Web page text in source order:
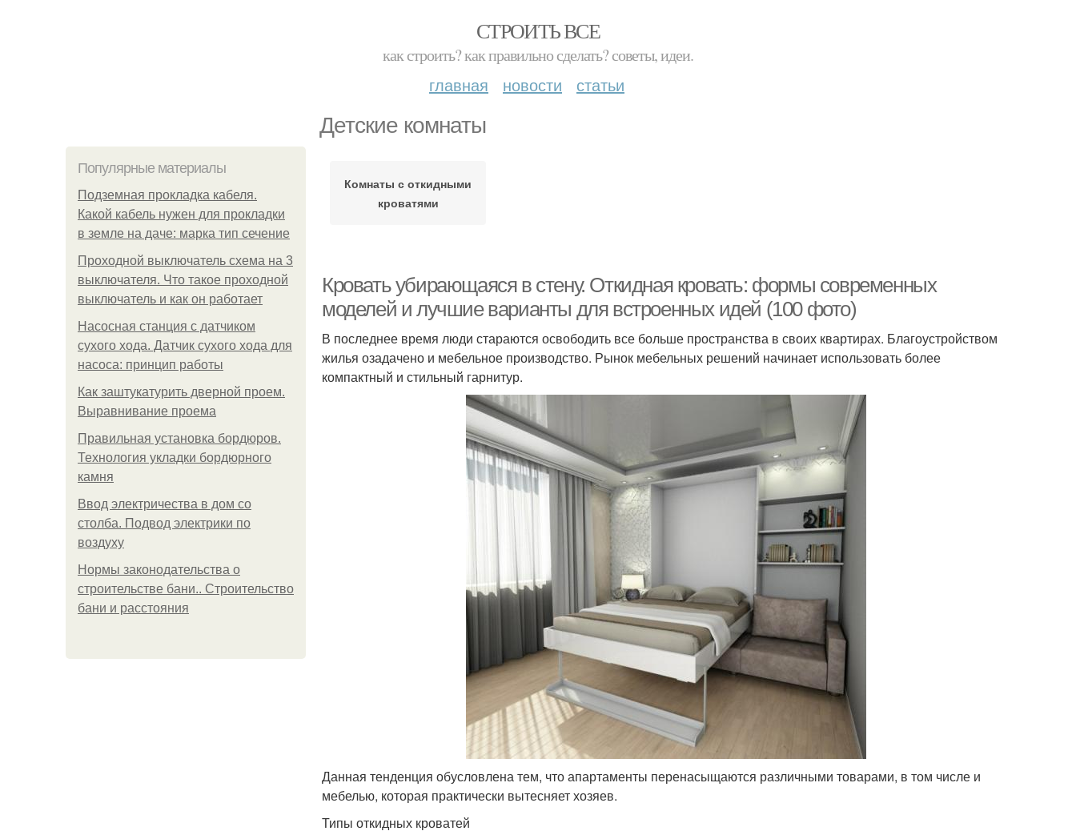
СТРОИТЬ ВСЕ
как строить? как правильно сделать? советы, идеи.
главная новости статьи
Детские комнаты
Популярные материалы
Подземная прокладка кабеля.
Какой кабель нужен для прокладки
в земле на даче: марка тип сечение
Проходной выключатель схема на 3
выключателя. Что такое проходной
выключатель и как он работает
Насосная станция с датчиком
сухого хода. Датчик сухого хода для
насоса: принцип работы
Как заштукатурить дверной проем.
Выравнивание проема
Правильная установка бордюров.
Технология укладки бордюрного
камня
Ввод электричества в дом со
столба. Подвод электрики по
воздуху
Нормы законодательства о
строительстве бани.. Строительство
бани и расстояния
Комнаты с откидными
кроватями
Кровать убирающаяся в стену. Откидная кровать: формы современных
моделей и лучшие варианты для встроенных идей (100 фото)
В последнее время люди стараются освободить все больше пространства в своих квартирах. Благоустройством
жилья озадачено и мебельное производство. Рынок мебельных решений начинает использовать более
компактный и стильный гарнитур.
Данная тенденция обусловлена тем, что апартаменты перенасыщаются различными товарами, в том числе и
мебелью, которая практически вытесняет хозяев.
Типы откидных кроватей